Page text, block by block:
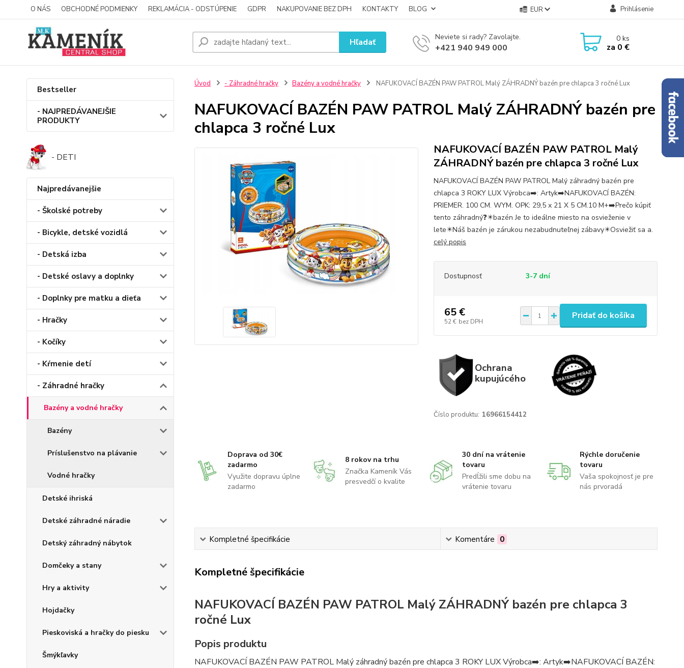
O NÁS OBCHODNÉ PODMIENKY REKLAMÁCIA - ODSTÚPENIE GDPR NAKUPOVANIE BEZ DPH KONTAKTY BLOG EUR Prihlásenie
Hľadať Neviete si rady? Zavolajte.
+421 940 949 000
0ks
za 0 €
Bestseller
- NAJPREDÁVANEJŠIE
PRODUKTY
- DETI
Najpredávanejšie
- Školské potreby
- Bicykle, detské vozidlá
- Detská izba
- Detské oslavy a doplnky
- Doplnky pre matku a dieťa
- Hračky
- Kočíky
- Kŕmenie detí
- Záhradné hračky
Bazény a vodné hračky
Bazény
Príslušenstvo na plávanie
Vodné hračky
Detské ihriská
Detské záhradné náradie
Detský záhradný nábytok
Domčeky a stany
Hry a aktivity
Hojdačky
Pieskoviská a hračky do piesku
Šmýkľavky
Úvod - Záhradné hračky Bazény a vodné hračky NAFUKOVACÍ BAZÉN PAW PATROL Malý ZÁHRADNÝ bazén pre chlapca 3 ročné Lux
NAFUKOVACÍ BAZÉN PAW PATROL Malý ZÁHRADNÝ bazén pre
chlapca 3 ročné Lux
NAFUKOVACÍ BAZÉN PAW PATROL Malý
ZÁHRADNÝ bazén pre chlapca 3 ročné Lux
NAFUKOVACÍ BAZÉN PAW PATROL Malý záhradný bazén pre
chlapca 3 ROKY LUX Výrobca➡️: Artyk➡️NAFUKOVACÍ BAZÉN:
PRIEMER. 100 CM. WYM. OPK: 29,5 x 21 X 5 CM.10 M+➡️Prečo kúpiť
tento záhradný❓✴️bazén Je to ideálne miesto na osvieženie v
lete✴️Náš bazén je zárukou nezabudnuteľnej zábavy✴️Osviežiť sa a.
celý popis
Dostupnosť 3-7 dní
65 €
52 € bez DPH
Pridať do košíka
Ochrana
kupujúcého
Číslo produktu: 16966154412
Doprava od 30€
zadarmo
Využite dopravu úplne
zadarmo
8 rokov na trhu
Značka Kameník Vás
presvedčí o kvalite
30 dní na vrátenie
tovaru
Predĺžili sme dobu na
vrátenie tovaru
Rýchle doručenie
tovaru
Vaša spokojnosť je pre
nás prvoradá
Kompletné špecifikácie Komentáre 0
Kompletné špecifikácie
NAFUKOVACÍ BAZÉN PAW PATROL Malý ZÁHRADNÝ bazén pre chlapca 3
ročné Lux
Popis produktu
NAFUKOVACÍ BAZÉN PAW PATROL Malý záhradný bazén pre chlapca 3 ROKY LUX Výrobca➡️: Artyk➡️NAFUKOVACÍ BAZÉN: